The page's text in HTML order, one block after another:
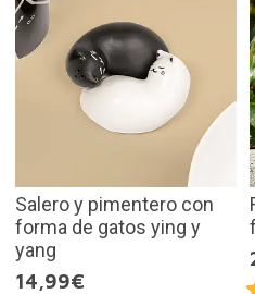
Salero y pimentero con
forma de gatos ying y
yang
14,99€